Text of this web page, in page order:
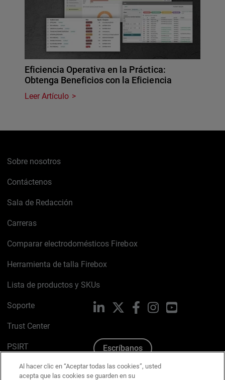
Eficiencia Operativa en la Práctica:
Obtenga Beneficios con la Eficiencia
Leer Artículo
Sobre nosotros
Contáctenos
Sala de Redacción
Carreras
Comparar electrodomésticos Firebox
Herramienta de talla Firebox
Lista de productos y SKUs
Soporte
Trust Center
PSIRT
Política de cookies
LinkedIn FacebookInstagramYouTube
Escríbanos
Al hacer clic en “Aceptar todas las cookies”, usted
acepta que las cookies se guarden en su